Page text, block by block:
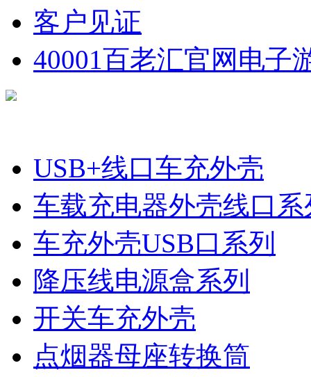
客户见证
40001百老汇官网电子
USB+线口车充外壳
车载充电器外壳线口系
车充外壳USB口系列
降压线电源盒系列
开关车充外壳
点烟器母座转换筒